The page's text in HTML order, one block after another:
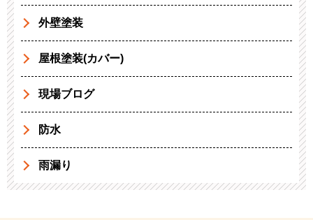
外壁塗装
屋根塗装(カバー)
現場ブログ
防水
雨漏り